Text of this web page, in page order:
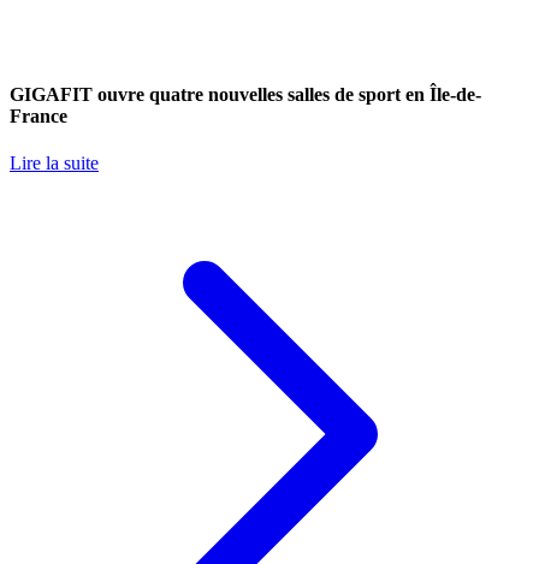
GIGAFIT ouvre quatre nouvelles salles de sport en Île-de-
France
Lire la suite